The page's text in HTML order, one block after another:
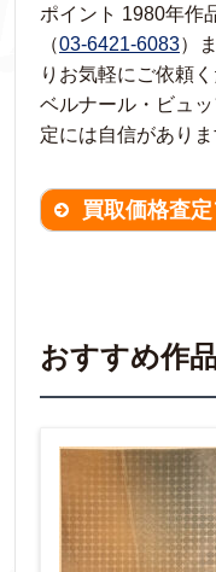
ポイント 1980年作
（03-6421-6083）
りお気軽にご依頼く
ベルナール・ビュ
定には自信がありま
買取価格査
※不明な項目は空
▼
作品の作家名 【任
作品の画題 【任
おすすめ作